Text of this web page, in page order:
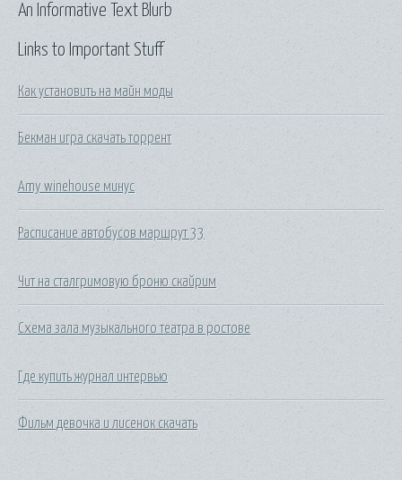
Links to Important Stuff
Как установить на майн моды
Бекман игра скачать торрент
Amy winehouse минус
Расписание автобусов маршрут 33
Чит на сталгримовую броню скайрим
Схема зала музыкального театра в ростове
Где купить журнал интервью
Фильм девочка и лисенок скачать
An Informative Text Blurb